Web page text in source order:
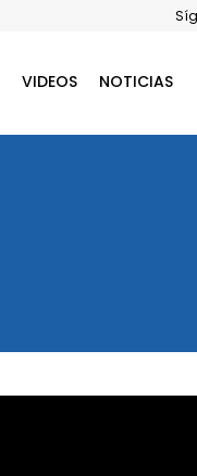
VIDEOS NOTICIAS